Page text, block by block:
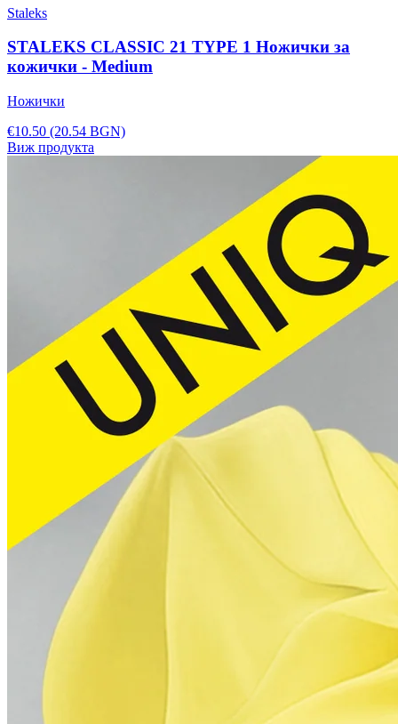
Staleks
STALEKS CLASSIC 21 TYPE 1 Ножички за
кожички - Medium
Ножички
€10.50 (20.54 BGN)
Виж продукта